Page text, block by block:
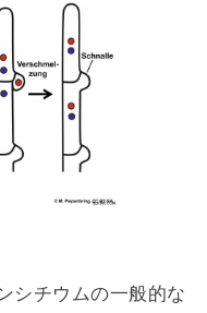
シチウムの一般的な